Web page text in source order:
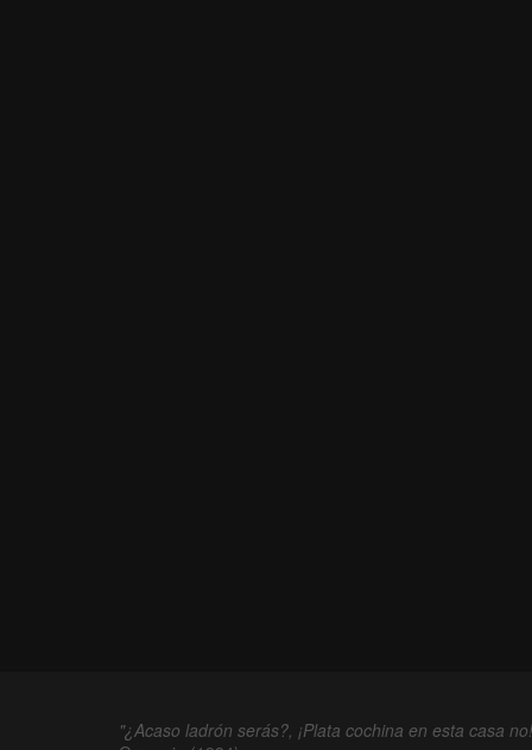
"¿Acaso ladrón serás?, ¡Plata cochina en esta casa